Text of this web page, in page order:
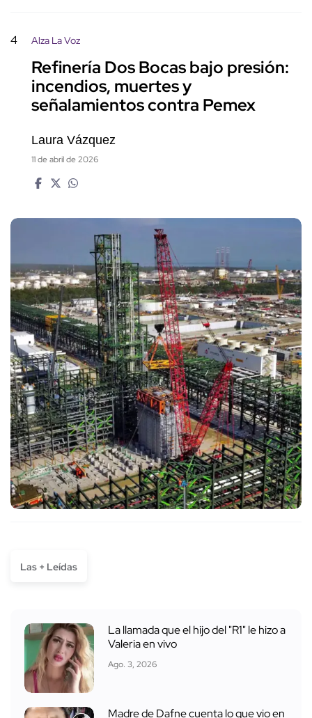
4 Alza La Voz
Refinería Dos Bocas bajo presión:
incendios, muertes y
señalamientos contra Pemex
Laura Vázquez
11 de abril de 2026
Las + Leídas
La llamada que el hijo del "R1" le hizo a
Valeria en vivo
Ago. 3, 2026
Madre de Dafne cuenta lo que vio en